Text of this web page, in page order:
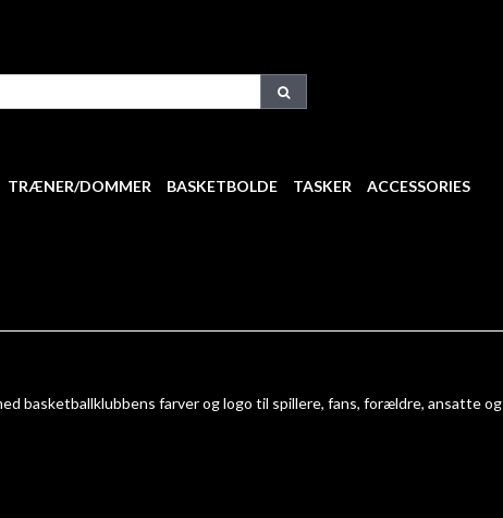
TRÆNER/DOMMER BASKETBOLDE TASKER ACCESSORIES
basketballklubbens farver og logo til spillere, fans, forældre, ansatte og